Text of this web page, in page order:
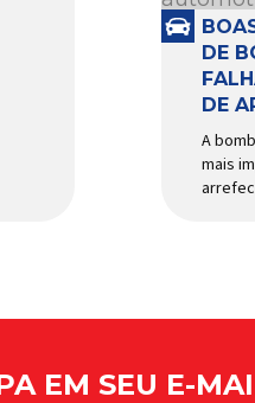
DE
DE
A
mais
EM SEU E-